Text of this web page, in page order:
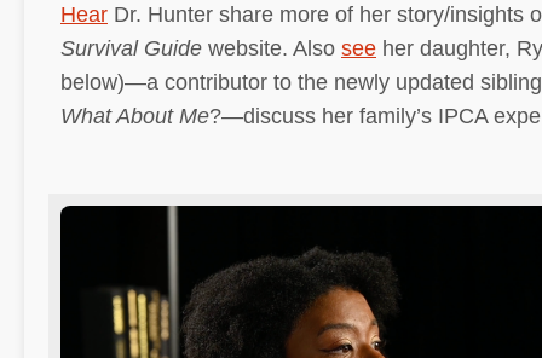
Hear Dr. Hunter share more of her story/insights
Survival Guide website. Also see her daughter,
below)—a contributor to the newly updated
What About Me?—discuss her family’s IPCA